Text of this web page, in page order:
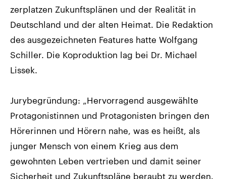
zerplatzen Zukunftsplänen und der Realität in
Deutschland und der alten Heimat. Die Redaktion
des ausgezeichneten Features hatte Wolfgang
Schiller. Die Koproduktion lag bei Dr. Michael
Lissek.
Jurybegründung: „Hervorragend ausgewählte
Protagonistinnen und Protagonisten bringen den
Hörerinnen und Hörern nahe, was es heißt, als
junger Mensch von einem Krieg aus dem
gewohnten Leben vertrieben und damit seiner
Sicherheit und Zukunftspläne beraubt zu werden.